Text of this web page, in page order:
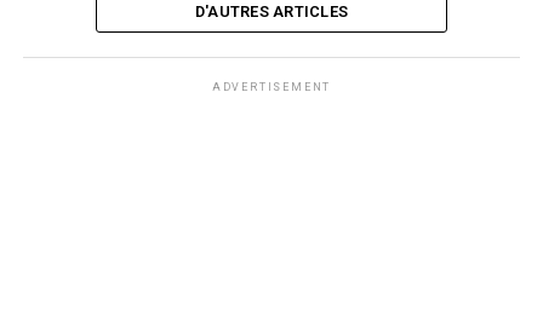
D'AUTRES ARTICLES
ADVERTISEMENT